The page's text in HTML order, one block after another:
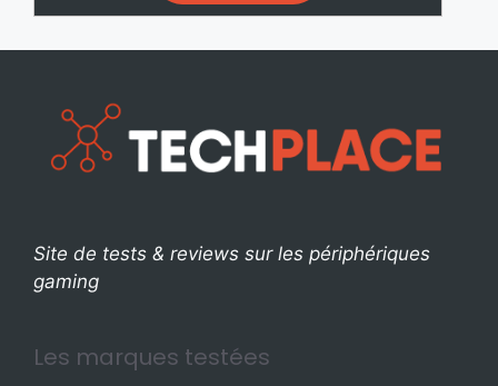
Site de tests & reviews sur les périphériques
gaming
Les marques testées